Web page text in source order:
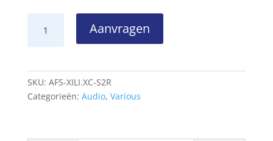
channel
Relay
Output
Aanvragen
SKU: AFS-XILI.XC-S2R
Categorieën: Audio, Various